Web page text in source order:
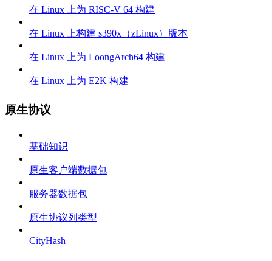
在 Linux 上为 RISC-V 64 构建
在 Linux 上构建 s390x（zLinux）版本
在 Linux 上为 LoongArch64 构建
在 Linux 上为 E2K 构建
原生协议
基础知识
原生客户端数据包
服务器数据包
原生协议列类型
CityHash